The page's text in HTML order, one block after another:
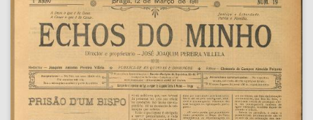
[Conteúdo Gerado por Inteligência Artificial,
pode conter erros]